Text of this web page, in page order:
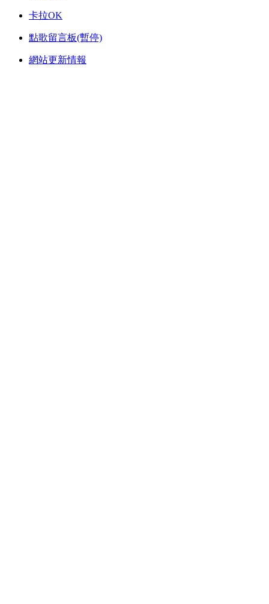
卡拉OK
點歌留言板(暫停)
網站更新情報